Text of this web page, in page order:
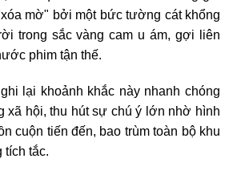
mờ" bởi một bức tường cát khổng
trong sắc vàng cam u ám, gợi liên
phim tận thế.
lại khoảnh khắc này nhanh chóng
xã hội, thu hút sự chú ý lớn nhờ hình
cuộn tiến đến, bao trùm toàn bộ khu
tích tắc.